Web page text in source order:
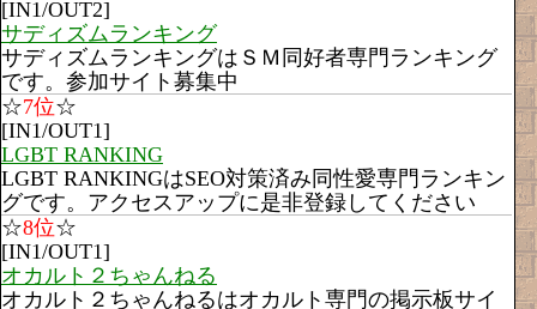
[IN1/OUT2]
サディズムランキング
サディズムランキングはＳＭ同好者専門ランキング
です。参加サイト募集中
☆7位☆
[IN1/OUT1]
LGBT RANKING
LGBT RANKINGはSEO対策済み同性愛専門ランキン
グです。アクセスアップに是非登録してください
☆8位☆
[IN1/OUT1]
オカルト２ちゃんねる
オカルト２ちゃんねるはオカルト専門の掲示板サイ